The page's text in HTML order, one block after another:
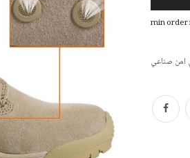
min order
امن صناعي